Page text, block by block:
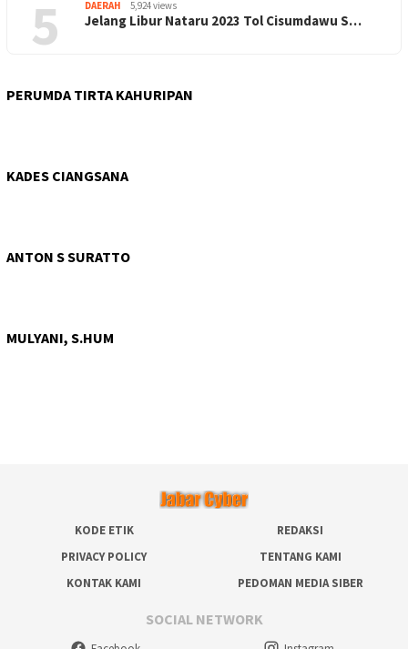
5 DAERAH 5,924 views
Jelang Libur Nataru 2023 Tol Cisumdawu S…
PERUMDA TIRTA KAHURIPAN
KADES CIANGSANA
ANTON S SURATTO
MULYANI, S.HUM
KODE ETIK
REDAKSI
PRIVACY POLICY
TENTANG KAMI
KONTAK KAMI
PEDOMAN MEDIA SIBER
SOCIAL NETWORK